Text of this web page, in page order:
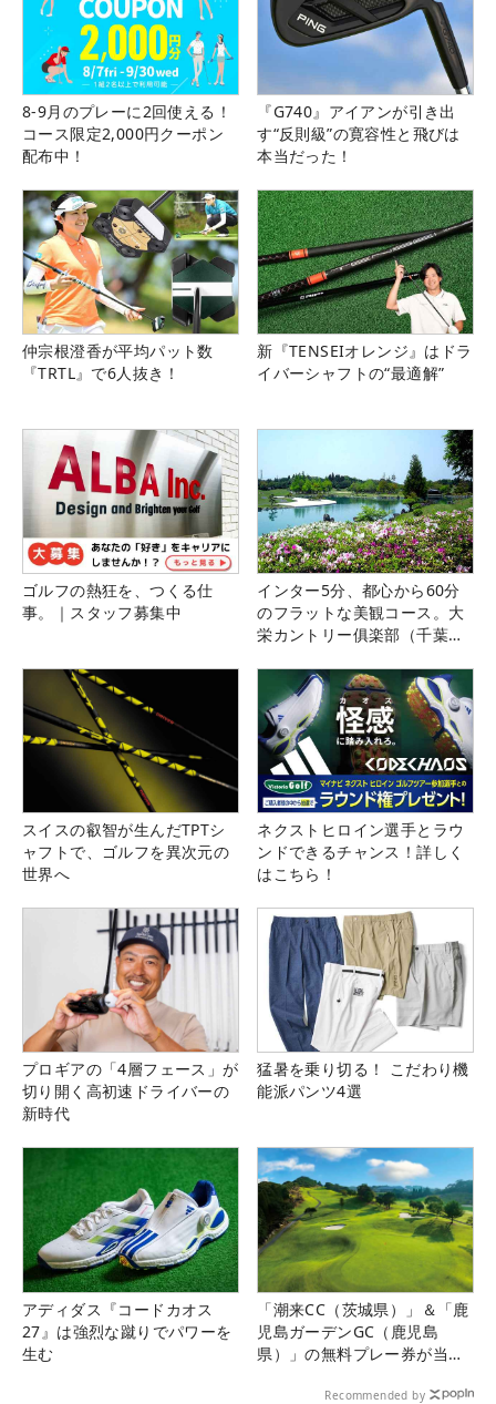
8-9月のプレーに2回使える！
コース限定2,000円クーポン
配布中！
『G740』アイアンが引き出
す“反則級”の寛容性と飛びは
本当だった！
仲宗根澄香が平均パット数
『TRTL』で6人抜き！
新『TENSEIオレンジ』はドラ
イバーシャフトの“最適解”
ゴルフの熱狂を、つくる仕
事。｜スタッフ募集中
インター5分、都心から60分
のフラットな美観コース。大
栄カントリー俱楽部（千葉
スイスの叡智が生んだTPTシ
ャフトで、ゴルフを異次元の
世界へ
ネクストヒロイン選手とラウ
ンドできるチャンス！詳しく
はこちら！
プロギアの「4層フェース」が
切り開く高初速ドライバーの
新時代
猛暑を乗り切る！ こだわり機
能派パンツ4選
アディダス『コードカオス
27』は強烈な蹴りでパワーを
生む
「潮来CC（茨城県）」＆「鹿
児島ガーデンGC（鹿児島
県）」の無料プレー券が当た
Recommended by